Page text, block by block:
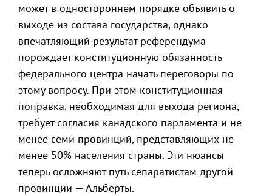
может в одностороннем порядке объявить о
выходе из состава государства, однако
впечатляющий результат референдума
порождает конституционную обязанность
федерального центра начать переговоры по
этому вопросу. При этом конституционная
поправка, необходимая для выхода региона,
требует согласия канадского парламента и не
менее семи провинций, представляющих не
менее 50% населения страны. Эти нюансы
теперь осложняют путь сепаратистам другой
провинции — Альберты.